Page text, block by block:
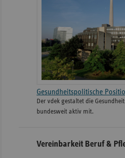
Gesundheitspolitische
Der vdek gestaltet die
bundesweit aktiv mit.
Vereinbarkeit Beruf &